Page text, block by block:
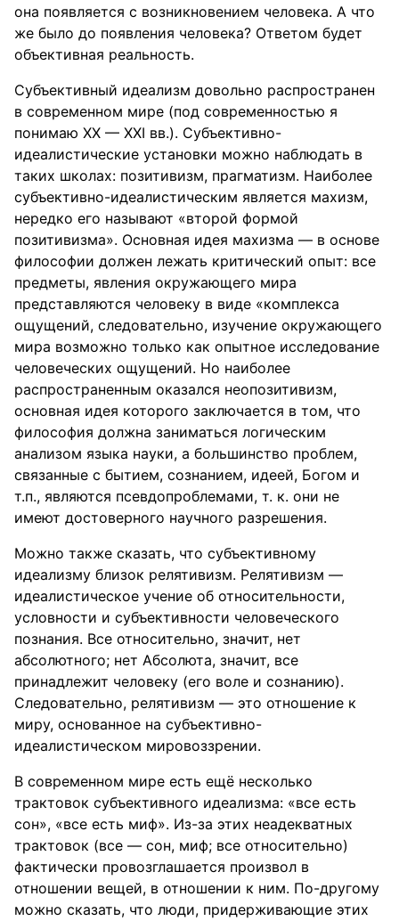
она появляется с возникновением человека. А что
же было до появления человека? Ответом будет
объективная реальность.
Субъективный идеализм довольно распространен
в современном мире (под современностью я
понимаю XX — XXI вв.). Субъективно-
идеалистические установки можно наблюдать в
таких школах: позитивизм, прагматизм. Наиболее
субъективно-идеалистическим является махизм,
нередко его называют «второй формой
позитивизма». Основная идея махизма — в основе
философии должен лежать критический опыт: все
предметы, явления окружающего мира
представляются человеку в виде «комплекса
ощущений, следовательно, изучение окружающего
мира возможно только как опытное исследование
человеческих ощущений. Но наиболее
распространенным оказался неопозитивизм,
основная идея которого заключается в том, что
философия должна заниматься логическим
анализом языка науки, а большинство проблем,
связанные с бытием, сознанием, идеей, Богом и
т.п., являются псевдопроблемами, т. к. они не
имеют достоверного научного разрешения.
Можно также сказать, что субъективному
идеализму близок релятивизм. Релятивизм —
идеалистическое учение об относительности,
условности и субъективности человеческого
познания. Все относительно, значит, нет
абсолютного; нет Абсолюта, значит, все
принадлежит человеку (его воле и сознанию).
Следовательно, релятивизм — это отношение к
миру, основанное на субъективно-
идеалистическом мировоззрении.
В современном мире есть ещё несколько
трактовок субъективного идеализма: «все есть
сон», «все есть миф». Из-за этих неадекватных
трактовок (все — сон, миф; все относительно)
фактически провозглашается произвол в
отношении вещей, в отношении к ним. По-другому
можно сказать, что люди, придерживающие этих